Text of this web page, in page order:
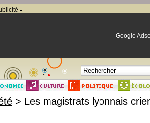
Google
> Les magistrats lyonnais